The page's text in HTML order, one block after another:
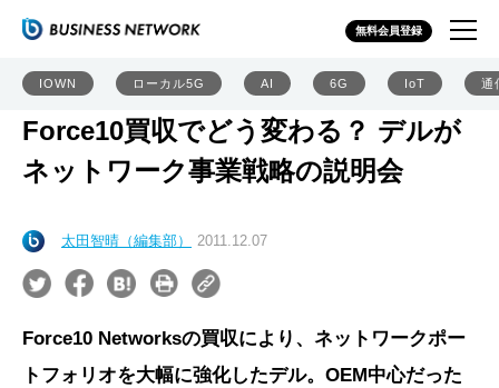
無料会員登録
IOWN ローカル5G AI 6G IoT 通
Force10買収でどう変わる？ デルが
ネットワーク事業戦略の説明会
太田智晴（編集部） 2011.12.07
Force10 Networksの買収により、ネットワークポー
トフォリオを大幅に強化したデル。OEM中心だった